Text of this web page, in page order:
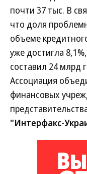
почти 37 тыс. В
что доля
объеме
уже достигла
составил 24 млрд
Ассоциация
финансовых
"Интерфакс-